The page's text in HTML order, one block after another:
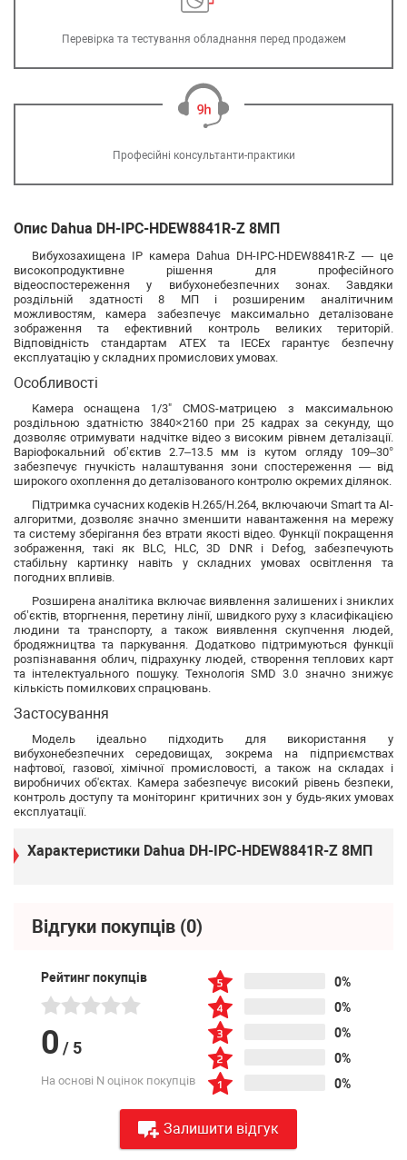
Перевірка та тестування обладнання перед продажем
Професійні консультанти-практики
Опис Dahua DH-IPC-HDEW8841R-Z 8МП
Вибухозахищена IP камера Dahua DH-IPC-HDEW8841R-Z — це
високопродуктивне рішення для професійного
відеоспостереження у вибухонебезпечних зонах. Завдяки
роздільній здатності 8 МП і розширеним аналітичним
можливостям, камера забезпечує максимально деталізоване
зображення та ефективний контроль великих територій.
Відповідність стандартам ATEX та IECEx гарантує безпечну
експлуатацію у складних промислових умовах.
Особливості
Камера оснащена 1/3" CMOS-матрицею з максимальною
роздільною здатністю 3840×2160 при 25 кадрах за секунду, що
дозволяє отримувати надчітке відео з високим рівнем деталізації.
Варіофокальний об’єктив 2.7–13.5 мм із кутом огляду 109–30°
забезпечує гнучкість налаштування зони спостереження — від
широкого охоплення до деталізованого контролю окремих ділянок.
Підтримка сучасних кодеків H.265/H.264, включаючи Smart та AI-
алгоритми, дозволяє значно зменшити навантаження на мережу
та систему зберігання без втрати якості відео. Функції покращення
зображення, такі як BLC, HLC, 3D DNR і Defog, забезпечують
стабільну картинку навіть у складних умовах освітлення та
погодних впливів.
Розширена аналітика включає виявлення залишених і зниклих
об’єктів, вторгнення, перетину лінії, швидкого руху з класифікацією
людини та транспорту, а також виявлення скупчення людей,
бродяжництва та паркування. Додатково підтримуються функції
розпізнавання облич, підрахунку людей, створення теплових карт
та інтелектуального пошуку. Технологія SMD 3.0 значно знижує
кількість помилкових спрацювань.
Застосування
Модель ідеально підходить для використання у
вибухонебезпечних середовищах, зокрема на підприємствах
нафтової, газової, хімічної промисловості, а також на складах і
виробничих об'єктах. Камера забезпечує високий рівень безпеки,
контроль доступу та моніторинг критичних зон у будь-яких умовах
експлуатації.
Характеристики Dahua DH-IPC-HDEW8841R-Z 8МП
Відгуки покупців (0)
Рейтинг покупців
0 / 5
На основі N оцінок покупців
0%
0%
0%
0%
0%
Залишити відгук